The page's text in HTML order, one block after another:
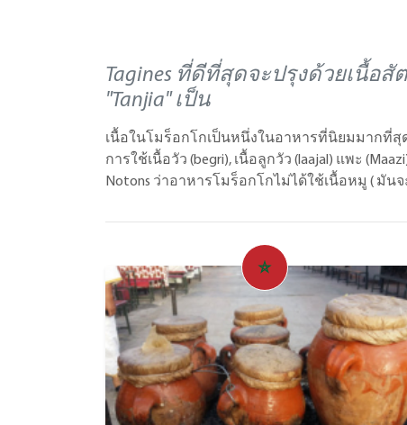
Tagines ที่ดีที่สุดจะปรุงด้วยเนื้อ
"Tanjia" เป็น
เนื้อในโมร็อกโกเป็นหนึ่งในอาหารที่นิยมมากที่สุ
การใช้เนื้อวัว (begri), เนื้อลูกวัว (laajal) แพะ
Notons ว่าอาหารโมร็อกโกไม่ได้ใช้เนื้อหมู ( มั